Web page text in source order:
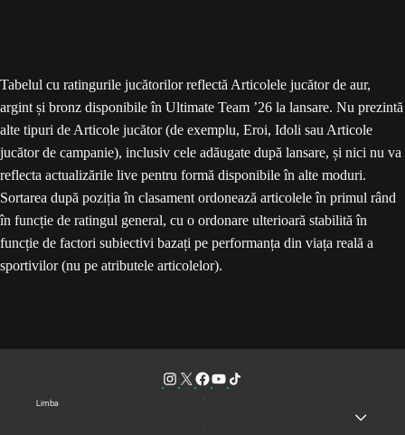
Tabelul cu ratingurile jucătorilor reflectă Articolele jucător de aur,
argint și bronz disponibile în Ultimate Team ’26 la lansare. Nu prezintă
alte tipuri de Articole jucător (de exemplu, Eroi, Idoli sau Articole
jucător de campanie), inclusiv cele adăugate după lansare, și nici nu va
reflecta actualizările live pentru formă disponibile în alte moduri.
Sortarea după poziția în clasament ordonează articolele în primul rând
în funcție de ratingul general, cu o ordonare ulterioară stabilită în
funcție de factori subiectivi bazați pe performanța din viața reală a
sportivilor (nu pe atributele articolelor).
Limba